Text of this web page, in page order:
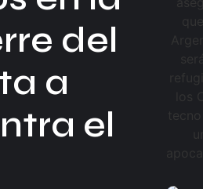
del
a
el